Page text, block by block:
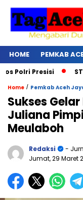
HOME PEMKAB
Presisi STAIN
Home / Pemkab Aceh
Sukses
Juliana
Meulaboh
Redaksi
-
Jumat, 29 Maret